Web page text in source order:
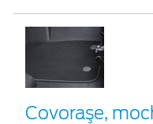
Covoraşe,